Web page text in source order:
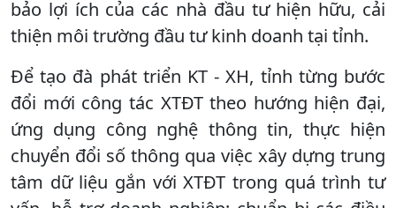
bảo lợi ích của các nhà đầu tư hiện hữu, cải
thiện môi trường đầu tư kinh doanh tại tỉnh.
Để tạo đà phát triển KT - XH, tỉnh từng bước
đổi mới công tác XTĐT theo hướng hiện đại,
ứng dụng công nghệ thông tin, thực hiện
chuyển đổi số thông qua việc xây dựng trung
tâm dữ liệu gắn với XTĐT trong quá trình tư